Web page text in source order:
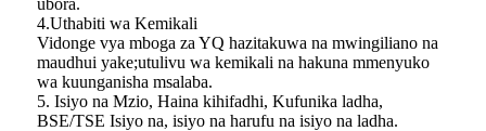
4.Uthabiti wa Kemikali
Vidonge vya mboga za YQ hazitakuwa na mwingiliano na
maudhui yake;utulivu wa kemikali na hakuna mmenyuko
wa kuunganisha msalaba.
5. Isiyo na Mzio, Haina kihifadhi, Kufunika ladha,
BSE/TSE Isiyo na, isiyo na harufu na isiyo na ladha.